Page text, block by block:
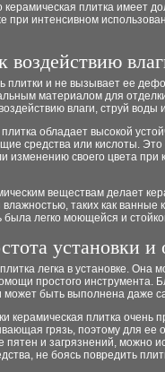
керамическая плитка имеет
при интенсивном
воздействию
плитки и не вызывает ее
материалом для
влаги, струй воды
обладает высокой
средства или кислоты. Это
изменению своего цвета при
веществам делает
таких как ванные
была легко моющейся и
установки и
легка в установке. Она
простого инструмента.
может быть выполнена даже
керамическая плитка очень
грязь, поэтому для ее
пятен и загрязнений, можно
не боясь повредить